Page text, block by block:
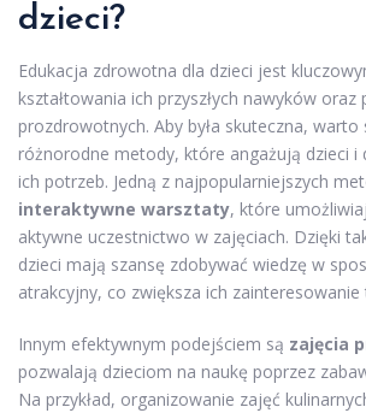
dzieci?
Edukacja zdrowotna dla dzieci jest
kształtowania ich przyszłych nawyków oraz
prozdrowotnych. Aby była skuteczna, warto
różnorodne metody, które angażują dzieci
ich potrzeb. Jedną z najpopularniejszych
interaktywne warsztaty, które
aktywne uczestnictwo w zajęciach. Dzięki
dzieci mają szansę zdobywać wiedzę w
atrakcyjny, co zwiększa ich
Innym efektywnym podejściem są zajęcia
pozwalają dzieciom na naukę poprzez
Na przykład, organizowanie zajęć